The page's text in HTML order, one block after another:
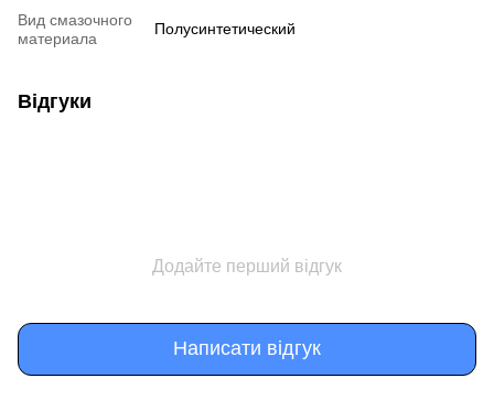
Вид смазочного
материала
Полусинтетический
Відгуки
Додайте перший відгук
Написати відгук